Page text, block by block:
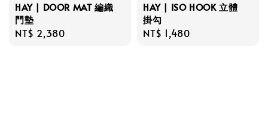
HAY | DOOR MAT 編織
門墊
Regular
NT$ 2,380
HAY | ISO HOOK 立體
掛勾
Regular
NT$ 1,480